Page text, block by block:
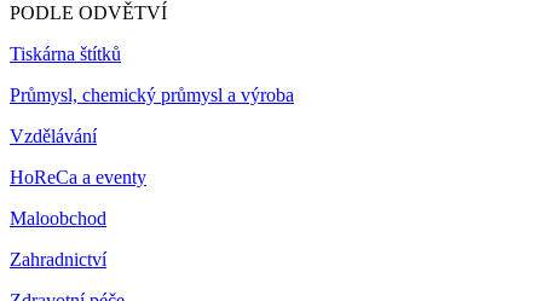
PODLE ODVĚTVÍ
Tiskárna štítků
Průmysl, chemický průmysl a výroba
Vzdělávání
HoReCa a eventy
Maloobchod
Zahradnictví